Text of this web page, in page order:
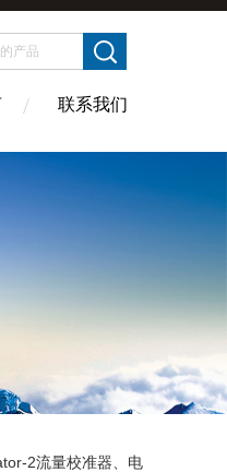
联系我们
2流量校准器、电